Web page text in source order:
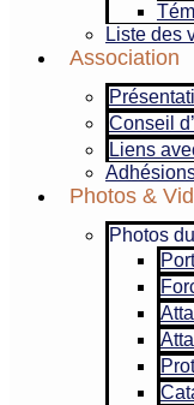
Liste des
Association
Conseil
Liens
Photos &
Photos